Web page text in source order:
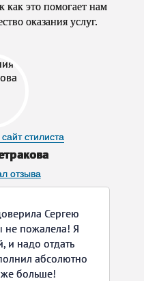
как это помогает нам
оказания услуг.
стилиста
отзыва
Сергею
не пожалела! Я
и надо отдать
абсолютно
больше!